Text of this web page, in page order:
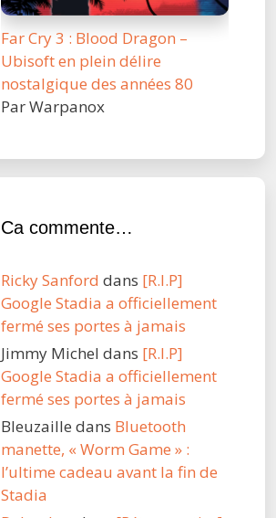
Far Cry 3 : Blood Dragon –
Ubisoft en plein délire
nostalgique des années 80
Par Warpanox
Ca commente…
Ricky Sanford dans [R.I.P]
Google Stadia a officiellement
fermé ses portes à jamais
Jimmy Michel dans [R.I.P]
Google Stadia a officiellement
fermé ses portes à jamais
Bleuzaille dans Bluetooth
manette, « Worm Game » :
l’ultime cadeau avant la fin de
Stadia